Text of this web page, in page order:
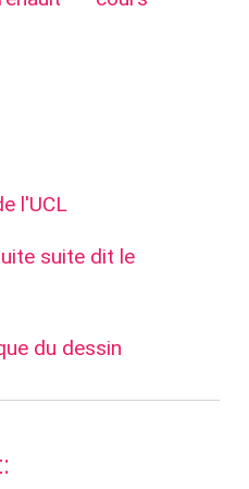
l'UCL
suite dit le
du dessin